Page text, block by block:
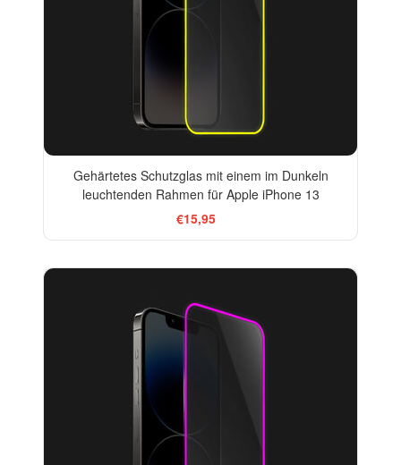
Gehärtetes Schutzglas mit einem im Dunkeln
leuchtenden Rahmen für Apple iPhone 13
€15,95